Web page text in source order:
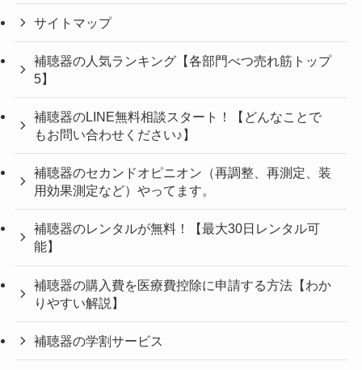
サイトマップ
補聴器の人気ランキング【各部門べつ売れ筋トップ
5】
補聴器のLINE無料相談スタート！【どんなことで
もお問い合わせください♪】
補聴器のセカンドオピニオン（再調整、再測定、装
用効果測定など）やってます。
補聴器のレンタルが無料！【最大30日レンタル可
能】
補聴器の購入費を医療費控除に申請する方法【わか
りやすい解説】
補聴器の学割サービス